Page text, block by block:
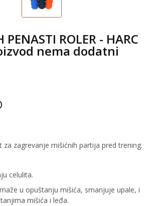
PENASTI ROLER - HARC
nema dodatni
za zagrevanje mišićnih partija pred trening.
celulita.
u opuštanju mišića, smanjuje upale, i
mišića i leđa.